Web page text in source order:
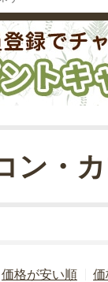
ン・
価格が安い順 価